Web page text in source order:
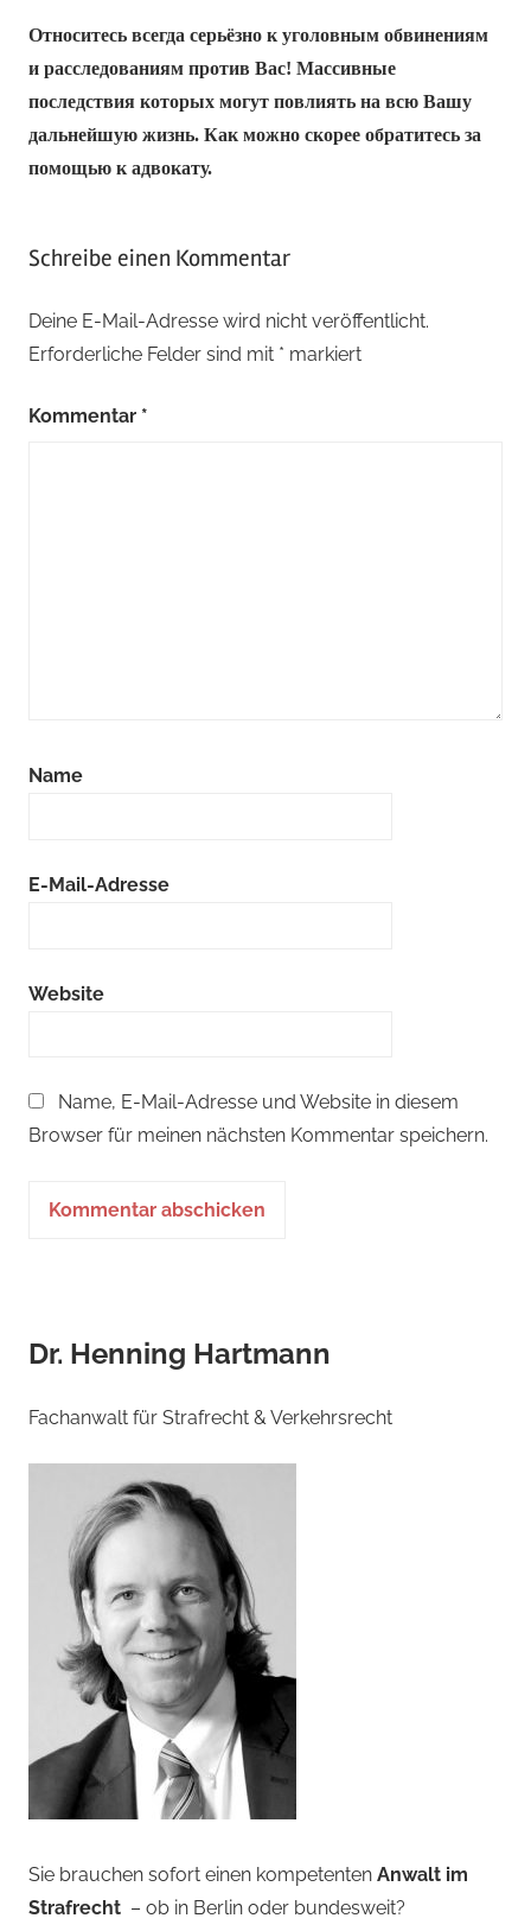
Относитесь всегда серьёзно к уголовным обвинениям
и расследованиям против Вас! Массивные
последствия которых могут повлиять на всю Вашу
дальнейшую жизнь. Как можно скорее обратитесь за
помощью к адвокату.
Schreibe einen Kommentar
Deine E-Mail-Adresse wird nicht veröffentlicht.
Erforderliche Felder sind mit * markiert
Kommentar *
Name
E-Mail-Adresse
Website
Name, E-Mail-Adresse und Website in diesem
Browser für meinen nächsten Kommentar speichern.
Dr. Henning Hartmann
Fachanwalt für Strafrecht & Verkehrsrecht
Sie brauchen sofort einen kompetenten Anwalt im
Strafrecht – ob in Berlin oder bundesweit?